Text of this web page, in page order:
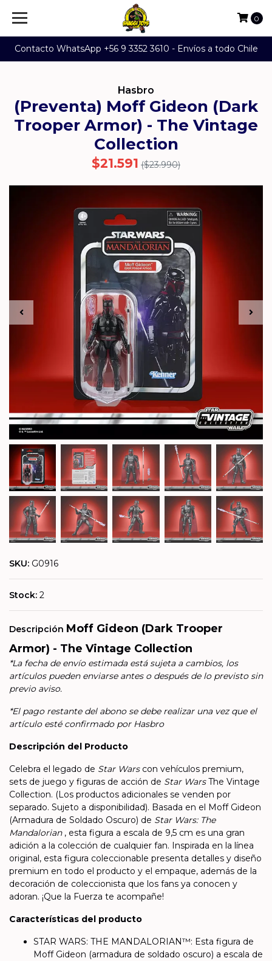
Contacto WhatsApp +56 9 3352 3610 - Envíos a todo Chile
0
Hasbro
(Preventa) Moff Gideon (Dark
Trooper Armor) - The Vintage
Collection
$21.591 ($23.990)
SKU: G0916
Stock: 2
Descripción Moff Gideon (Dark Trooper
Armor) - The Vintage Collection
*La fecha de envío estimada está sujeta a cambios, los
artículos pueden enviarse antes o después de lo previsto sin
previo aviso.
*El pago restante del abono se debe realizar una vez que el
artículo esté confirmado por Hasbro
Descripción del Producto
Celebra el legado de Star Warscon vehículos premium,
sets de juego y figuras de acción de Star WarsThe Vintage
Collection. (Los productos adicionales se venden por
separado. Sujeto a disponibilidad). Basada en el Moff Gideon
(Armadura de Soldado Oscuro) de Star Wars: The
Mandalorian, esta figura a escala de 9,5 cm es una gran
adición a la colección de cualquier fan. Inspirada en la línea
original, esta figura coleccionable presenta detalles y diseño
premium en todo el producto y el empaque, además de la
decoración de coleccionista que los fans ya conocen y
adoran. ¡Que la Fuerza te acompañe!
Características del producto
STAR WARS: THE MANDALORIAN™: Esta figura de
Moff Gideon (armadura de soldado oscuro) a escala de